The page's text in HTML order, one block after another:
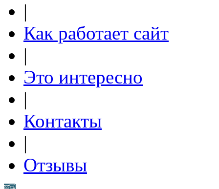
|
Как работает сайт
|
Это интересно
|
Контакты
|
Отзывы